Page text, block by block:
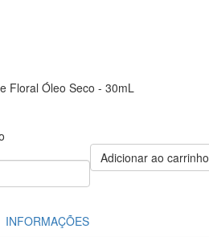
Floral Óleo Seco - 30mL
Adicionar ao carrinho
INFORMAÇÕES